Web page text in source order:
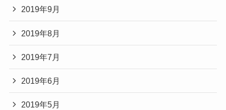
2019年9月
2019年8月
2019年7月
2019年6月
2019年5月